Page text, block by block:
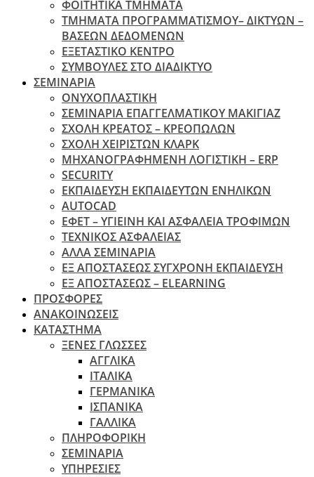
ΦΟΙΤΗΤΙΚΑ ΤΜΗΜΑΤΑ
ΤΜΗΜΑΤΑ ΠΡΟΓΡΑΜΜΑΤΙΣΜΟΥ– ΔΙΚΤΥΩΝ –
ΒΑΣΕΩΝ ΔΕΔΟΜΕΝΩΝ
ΕΞΕΤΑΣΤΙΚΟ ΚΕΝΤΡΟ
ΣΥΜΒΟΥΛΕΣ ΣΤΟ ΔΙΑΔΙΚΤΥΟ
ΣΕΜΙΝΑΡΙΑ
ΟΝΥΧΟΠΛΑΣΤΙΚΗ
ΣΕΜΙΝΑΡΙΑ ΕΠΑΓΓΕΛΜΑΤΙΚΟΥ ΜΑΚΙΓΙΑΖ
ΣΧΟΛΗ ΚΡΕΑΤΟΣ – ΚΡΕΟΠΩΛΩΝ
ΣΧΟΛΗ ΧΕΙΡΙΣΤΩΝ ΚΛΑΡΚ
ΜΗΧΑΝΟΓΡΑΦΗΜΕΝΗ ΛΟΓΙΣΤΙΚΗ – ERP
SECURITY
ΕΚΠΑΙΔΕΥΣΗ ΕΚΠΑΙΔΕΥΤΩΝ ΕΝΗΛΙΚΩΝ
ΑUTOCAD
ΕΦΕΤ – ΥΓΙΕΙΝΗ ΚΑΙ ΑΣΦΑΛΕΙΑ ΤΡΟΦΙΜΩΝ
ΤΕΧΝΙΚΟΣ ΑΣΦΑΛΕΙΑΣ
ΆΛΛΑ ΣΕΜΙΝΑΡΙΑ
EΞ ΑΠΟΣΤΑΣΕΩΣ ΣΥΓΧΡΟΝΗ ΕΚΠΑΙΔΕΥΣΗ
ΕΞ ΑΠΟΣΤΑΣΕΩΣ – ELEARNING
ΠΡΟΣΦΟΡΕΣ
ΑΝΑΚΟΙΝΩΣΕΙΣ
ΚΑΤΑΣΤΗΜΑ
ΞΕΝΕΣ ΓΛΩΣΣΕΣ
ΑΓΓΛΙΚΑ
ΙΤΑΛΙΚΑ
ΓΕΡΜΑΝΙΚΑ
ΙΣΠΑΝΙΚΑ
ΓΑΛΛΙΚΑ
ΠΛΗΡΟΦΟΡΙΚΗ
ΣΕΜΙΝΑΡΙΑ
ΥΠΗΡΕΣΙΕΣ